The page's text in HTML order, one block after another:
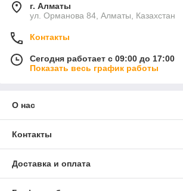
г. Алматы
ул. Орманова 84, Алматы, Казахстан
Контакты
Сегодня работает с 09:00 до 17:00
Показать весь график работы
О нас
Контакты
Доставка и оплата